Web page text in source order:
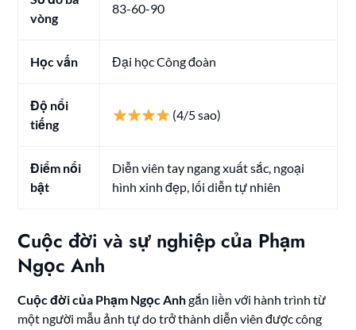
vòng
83-60-90
Học vấn Đại học Công đoàn
Độ nổi
tiếng
(4/5 sao)
Điểm nổi
bật
Diễn viên tay ngang xuất sắc, ngoại
hình xinh đẹp, lối diễn tự nhiên
Cuộc đời và sự nghiệp của Phạm
Ngọc Anh
Cuộc đời của Phạm Ngọc Anhgắn liền với hành trình từ
một người mẫu ảnh tự do trở thành diễn viên được công